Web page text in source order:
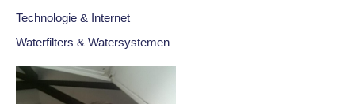
Technologie & Internet
Waterfilters & Watersystemen